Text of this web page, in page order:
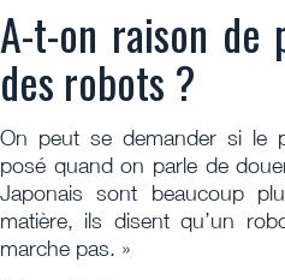
A-t-on raison de
des robots ?
On peut se demander si le
posé quand on parle de
Japonais sont beaucoup
matière, ils disent qu’un
marche pas. »